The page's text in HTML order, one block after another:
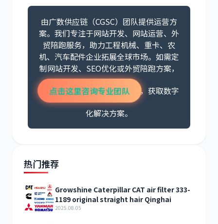
由广数供应链（CGSC）团队提供运营方
案。我们专注于网站开发、网站运营、外
贸陪跑服务，助力工程机械、重卡、农
机、汽车配件企业拓展全球市场。如需定
制网站开发、SEO优化或外贸陪跑方案，
点击这里咨询专业团队
，获取数字
化解决方案。
热门推荐
Growshine Caterpillar CAT air filter 333-
1189 original straight hair Qinghai
2025.08.05